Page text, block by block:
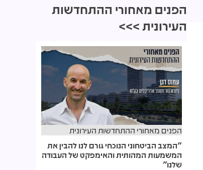
הפנים מאחורי ההתחדשות
העירונית >>>
הפנים מאחורי ההתחדשות העירונית
"המצב הביטחוני הנוכחי גורם לנו להבין את
המשמעות המהותית והאימפקט של העבודה
שלנו"